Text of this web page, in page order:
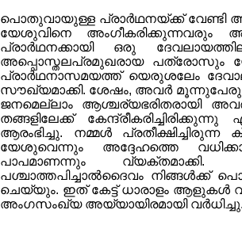
പൊതുവായുള്ള പ്രാര്‍ഥനയ്ക്ക് വേണ്ടി
യേശുവിനെ
പ്രാര്‍ഥനക്കായി ഒരു
അപ്പൊസ്തലപ്രമുഖരായ പത്രോസും
പ്രാര്‍ഥനാസമയത്ത് യെരുശലേം
സൗഖ്യമാക്കി. ശേഷം, അവര്‍
ജനമെല്ലാം ആശ്ചര്യഭരിതരായി
തങ്ങളിലേക്ക്
ആരംഭിച്ചു. നമ്മള്‍
യേശുവെന്നും അദ്ദേഹത്തെ
പാപമാണന്നും
പശ്ചാത്തപിച്ചാല്‍ദൈവം
ചെയ്യും. ഇത് കേട്ട് ധാരാളം ആളുകള്‍
അംഗസംഖ്യ അയ്യായിരമായി വര്‍ധിച്ചു.